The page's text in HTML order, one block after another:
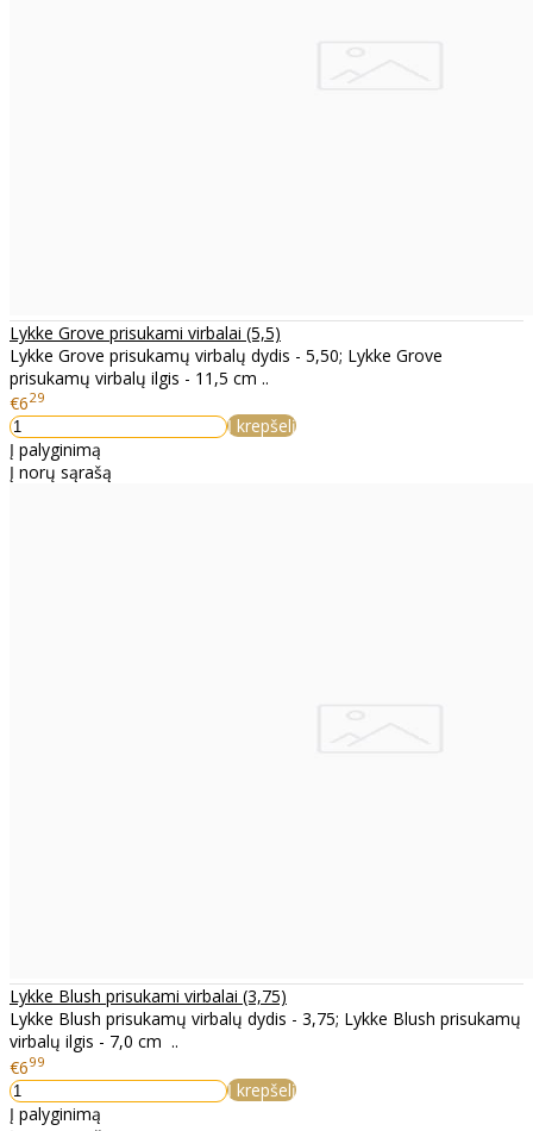
Lykke Grove prisukami virbalai (5,5)
Lykke Grove prisukamų virbalų dydis - 5,50; Lykke Grove
prisukamų virbalų ilgis - 11,5 cm ..
€629
Į krepšelį
Į palyginimą
Į norų sąrašą
Lykke Blush prisukami virbalai (3,75)
Lykke Blush prisukamų virbalų dydis - 3,75; Lykke Blush prisukamų
virbalų ilgis - 7,0 cm ..
€699
Į krepšelį
Į palyginimą